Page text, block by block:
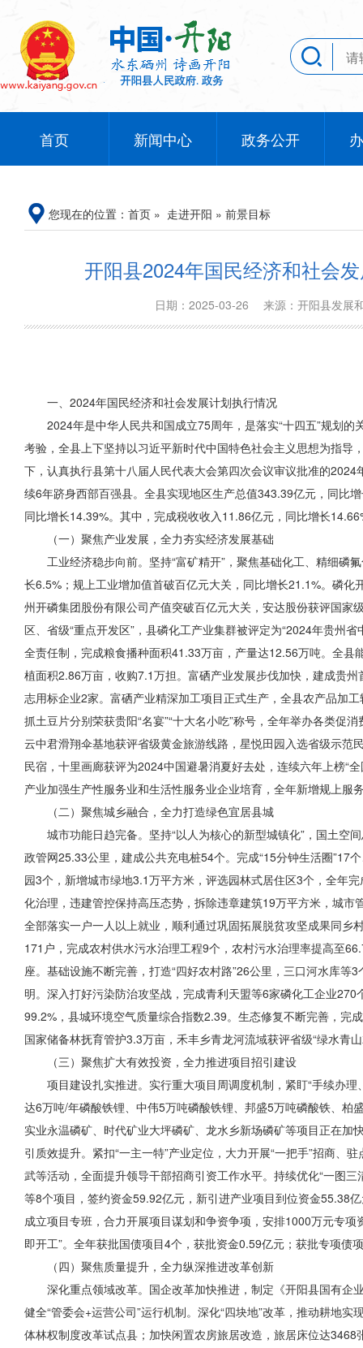
首页 新闻中心 政务公开
您现在的位置： 首页 » 走进开阳 » 前景目标
开阳县2024年国民经济和社会
日期：2025-03-26 来源：开阳县发
一、2024年国民经济和社会发展计划执行情况
2024年是中华人民共和国成立75周年，是落实“十四五”规划
考验，全县上下坚持以习近平新时代中国特色社会主义思想为指
下，认真执行县第十八届人民代表大会第四次会议审议批准的
续6年跻身西部百强县。全县实现地区生产总值343.39亿元，同比
同比增长14.39%。其中，完成税收收入11.86亿元，同比增长
（一）聚焦产业发展，全力夯实经济发展基础
工业经济稳步向前。坚持“富矿精开”，聚焦基础化工、精细磷
长6.5%；规上工业增加值首破百亿元大关，同比增长21.1%。磷化
州开磷集团股份有限公司产值突破百亿元大关，安达股份获评国
区、省级“重点开发区”，县磷化工产业集群被评定为“2024年贵州
全责任制，完成粮食播种面积41.33万亩，产量达12.56万吨。全
植面积2.86万亩，收购7.1万担。富硒产业发展步伐加快，建成贵
志用标企业2家。富硒产业精深加工项目正式生产，全县农产品加
抓土豆片分别荣获贵阳“名宴”“十大名小吃”称号，全年举办各类
云中君滑翔伞基地获评省级黄金旅游线路，星悦田园入选省级示
民宿，十里画廊获评为2024中国避暑消夏好去处，连续六年上榜“
产业加强生产性服务业和生活性服务业企业培育，全年新增规上
（二）聚焦城乡融合，全力打造绿色宜居县城
城市功能日趋完备。坚持“以人为核心的新型城镇化”，国土
政管网25.33公里，建成公共充电桩54个。完成“15分钟生活圈”17
园3个，新增城市绿地3.1万平方米，评选园林式居住区3个，全年
化治理，违建管控保持高压态势，拆除违章建筑19万平方米，城
全部落实一户一人以上就业，顺利通过巩固拓展脱贫攻坚成果同乡
171户，完成农村供水污水治理工程9个，农村污水治理率提高至
座。基础设施不断完善，打造“四好农村路”26公里，三口河水库
明。深入打好污染防治攻坚战，完成青利天盟等6家磷化工企业
99.2%，县城环境空气质量综合指数2.39。生态修复不断完善，完
国家储备林抚育管护3.3万亩，禾丰乡青龙河流域获评省级“绿水青
（三）聚焦扩大有效投资，全力推进项目招引建设
项目建设扎实推进。实行重大项目周调度机制，紧盯“手续办
达6万吨/年磷酸铁锂、中伟5万吨磷酸铁锂、邦盛5万吨磷酸铁、
实业永温磷矿、时代矿业大坪磷矿、龙水乡新场磷矿等项目正在
引质效提升。紧扣“一主一特”产业定位，大力开展“一把手”招商
武等活动，全面提升领导干部招商引资工作水平。持续优化“一图
等8个项目，签约资金59.92亿元，新引进产业项目到位资金55.38
成立项目专班，合力开展项目谋划和争资争项，安排1000万元专
即开工”。全年获批国债项目4个，获批资金0.59亿元；获批专项
（四）聚焦质量提升，全力纵深推进改革创新
深化重点领域改革。国企改革加快推进，制定《开阳县国有企
健全“管委会+运营公司”运行机制。深化“四块地”改革，推动耕地
体林权制度改革试点县；加快闲置农房旅居改造，旅居床位达